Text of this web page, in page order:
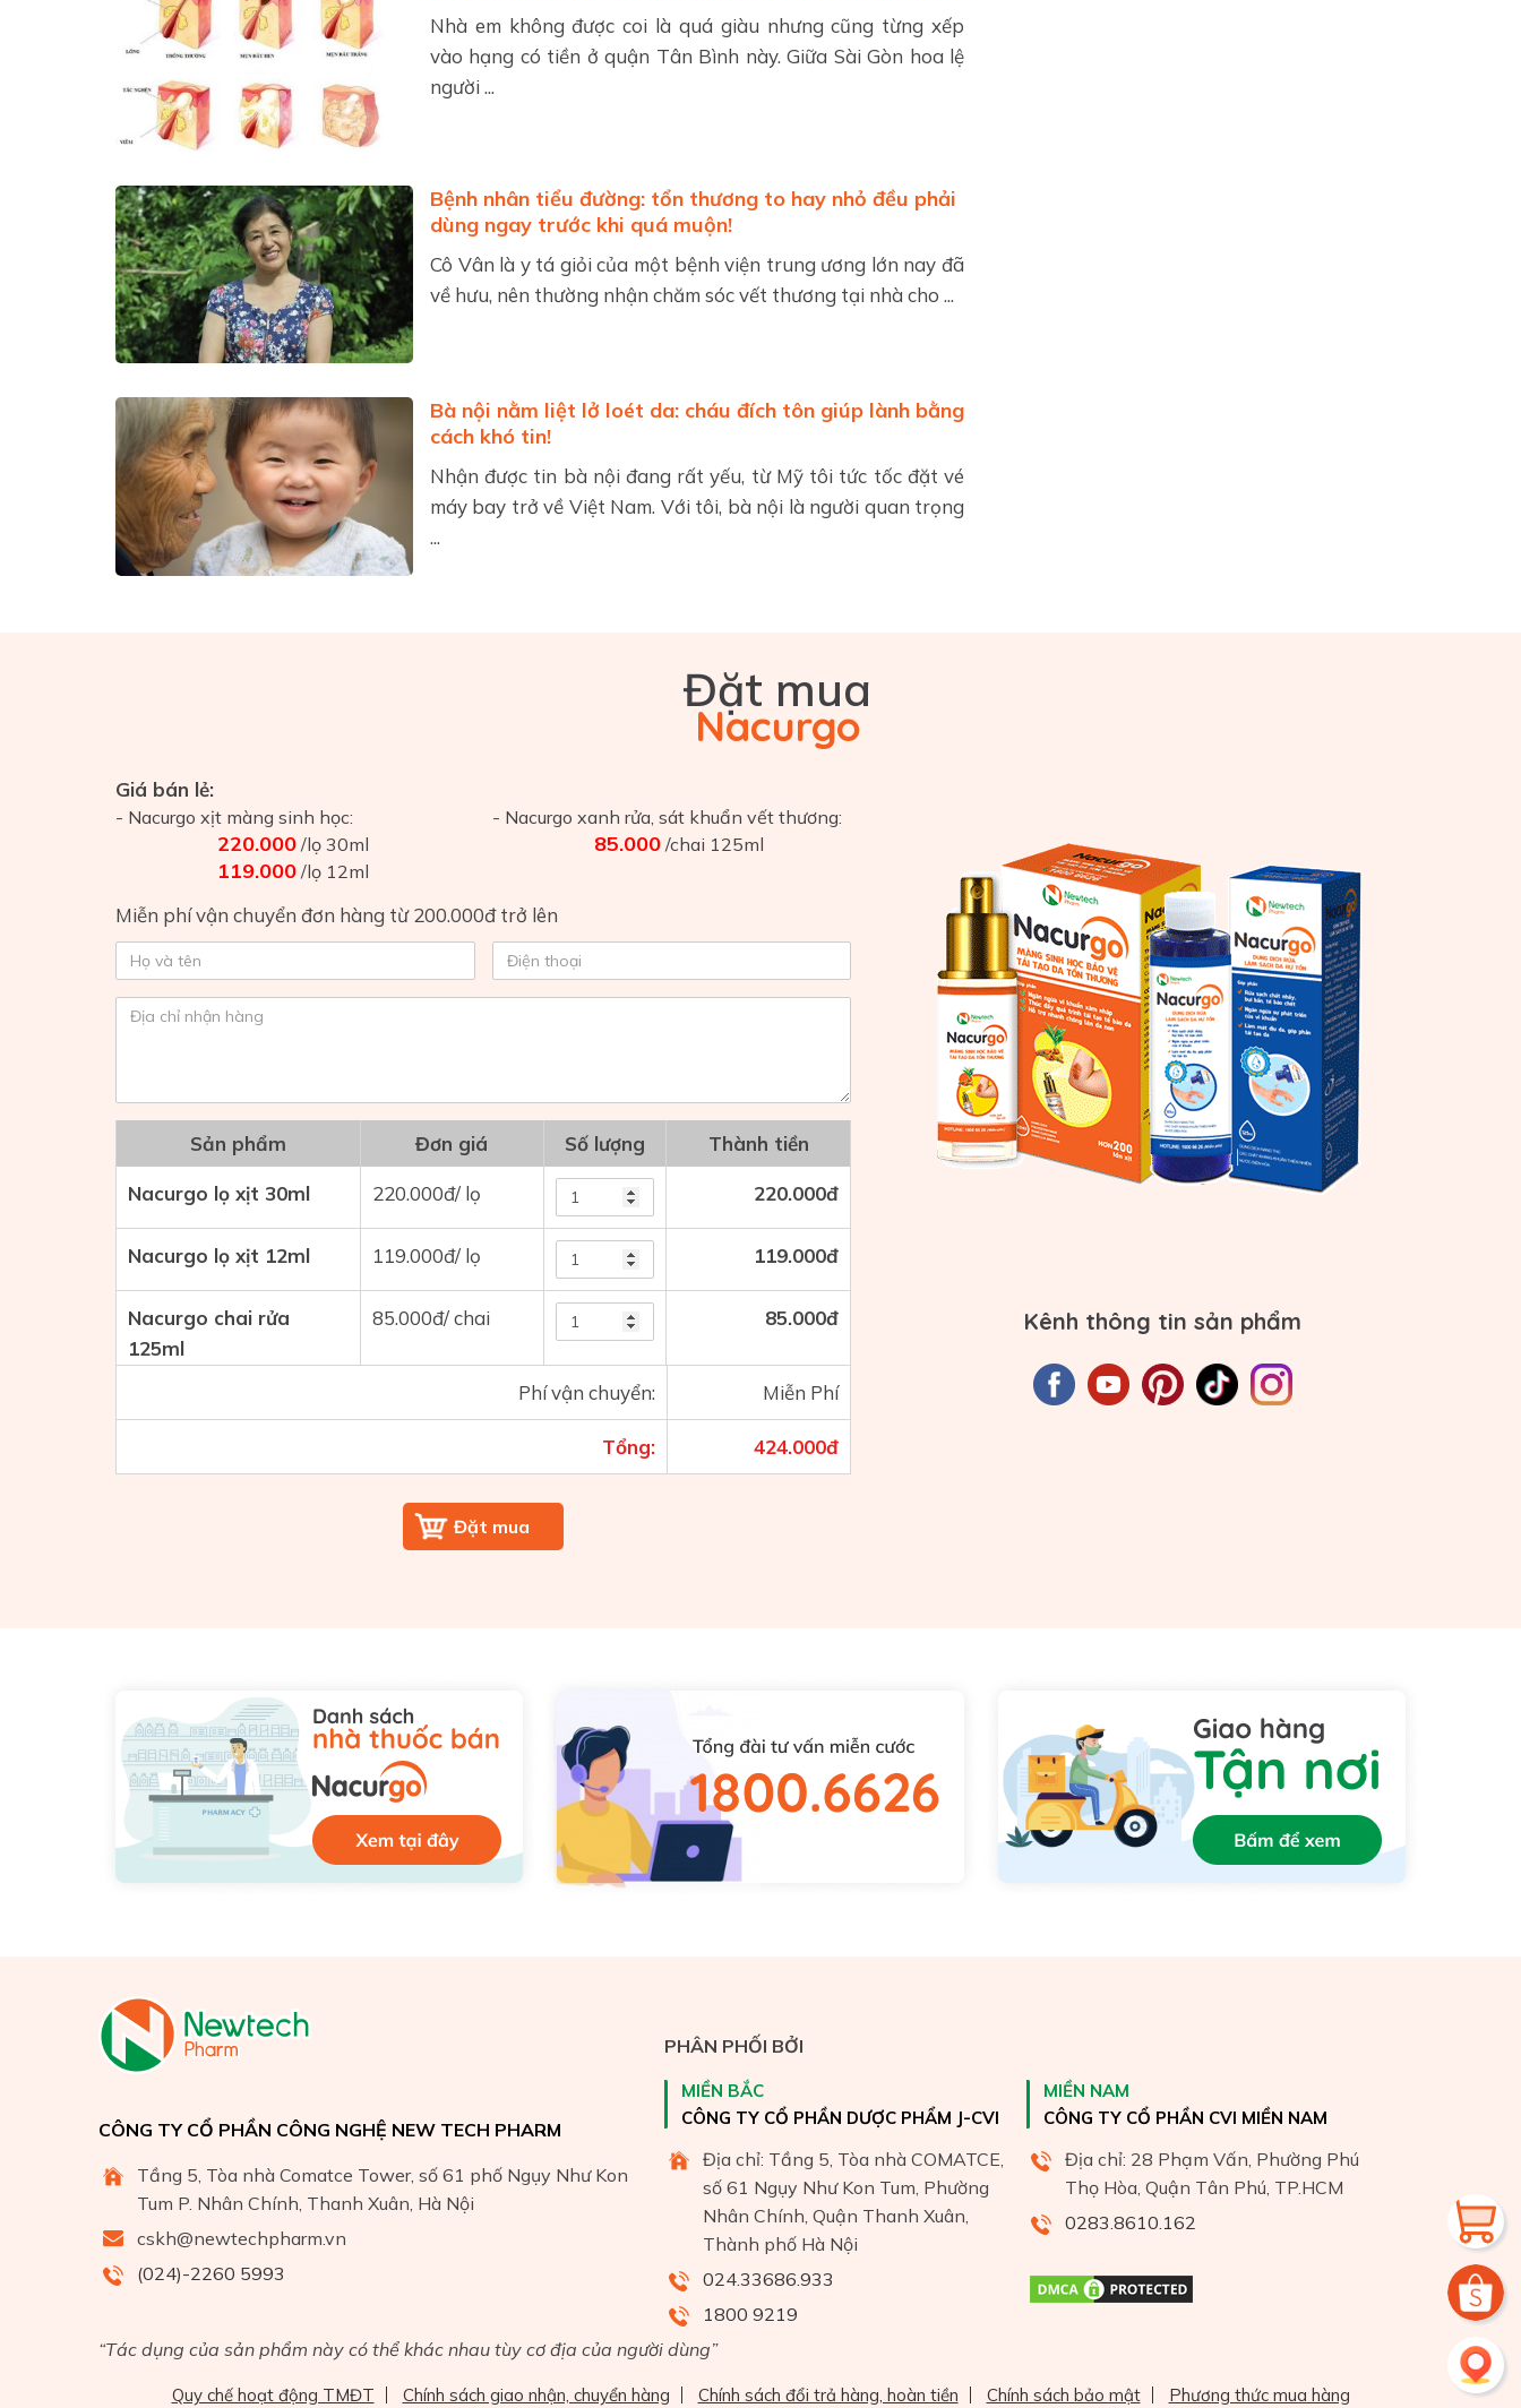
Nhà em không được coi là quá giàu nhưng cũng từng xếp
vào hạng có tiền ở quận Tân Bình này. Giữa Sài Gòn hoa lệ
người ...
Bệnh nhân tiểu đường: tổn thương to hay nhỏ đều phải
dùng ngay trước khi quá muộn!
Cô Vân là y tá giỏi của một bệnh viện trung ương lớn nay đã
về hưu, nên thường nhận chăm sóc vết thương tại nhà cho ...
Bà nội nằm liệt lở loét da: cháu đích tôn giúp lành bằng
cách khó tin!
Nhận được tin bà nội đang rất yếu, từ Mỹ tôi tức tốc đặt vé
máy bay trở về Việt Nam. Với tôi, bà nội là người quan trọng
...
Đặt mua
Nacurgo
Giá bán lẻ:
- Nacurgo xịt màng sinh học:
220.000 /lọ 30ml
119.000 /lọ 12ml
- Nacurgo xanh rửa, sát khuẩn vết thương:
85.000/chai 125ml
Miễn phí vận chuyển đơn hàng từ 200.000đ trở lên
Sản phẩm
Nacurgo lọ xịt 30ml
Nacurgo lọ xịt 12ml
Nacurgo chai rửa
125ml
Đơn giá
220.000đ/ lọ
119.000đ/ lọ
85.000đ/ chai
Số lượng Thành tiền
220.000đ
119.000đ
85.000đ
Phí vận chuyển: Miễn Phí
Tổng: 424.000đ
Kênh thông tin sản phẩm
CÔNG TY CỔ PHẦN CÔNG NGHỆ NEW TECH PHARM
Tầng 5, Tòa nhà Comatce Tower, số 61 phố Ngụy Như Kon
Tum P. Nhân Chính, Thanh Xuân, Hà Nội
cskh@newtechpharm.vn
(024)-2260 5993
PHÂN PHỐI BỞI
MIỀN BẮC
CÔNG TY CỔ PHẦN DƯỢC PHẨM J-CVI
Địa chỉ: Tầng 5, Tòa nhà COMATCE,
số 61 Ngụy Như Kon Tum, Phường
Nhân Chính, Quận Thanh Xuân,
Thành phố Hà Nội
024.33686.933
1800 9219
MIỀN NAM
CÔNG TY CỔ PHẦN CVI MIỀN NAM
Địa chỉ: 28 Phạm Vấn, Phường Phú
Thọ Hòa, Quận Tân Phú, TP.HCM
0283.8610.162
“Tác dụng của sản phẩm này có thể khác nhau tùy cơ địa của người dùng”
Quy chế hoạt động TMĐT Chính sách giao nhận, chuyển hàng Chính sách đổi trả hàng, hoàn tiền Chính sách bảo mật Phương thức mua hàng